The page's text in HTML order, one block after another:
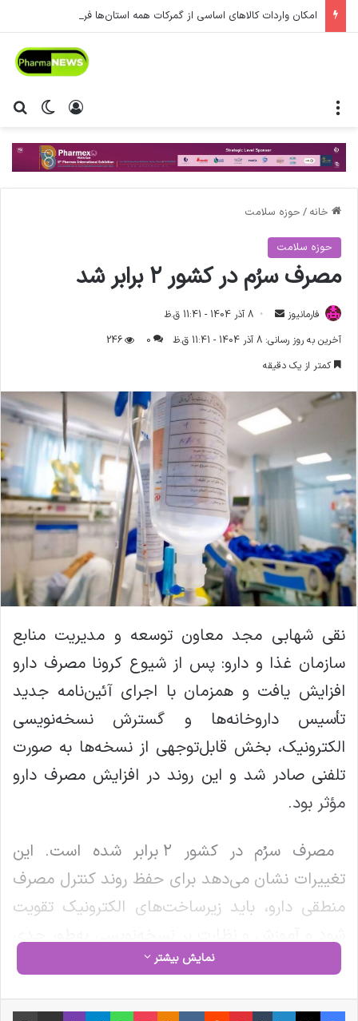
امکان واردات کالاهای اساسی از گمرکات همه استان‌ها فراهم شد.
تغییر ورود
خانه / حوزه سلامت
حوزه سلامت
مصرف سرُم در کشور ۲ برابر شد
فارمانیوز
ا
ل
ا
ی
ی
8 آذر 1404 - 11:41 ق.ظ
آخرین به روز رسانی: 8 آذر 1404 - 11:41 ق.ظ
0
246
کمتر از یک دقیقه
نقی شهابی مجد معاون توسعه و مدیریت منابع
سازمان غذا و دارو: پس از شیوع کرونا مصرف دارو
افزایش یافت و همزمان با اجرای آئین‌نامه جدید
تأسیس داروخانه‌ها و گسترش نسخه‌نویسی
الکترونیک، بخش قابل‌توجهی از نسخه‌ها به صورت
تلفنی صادر شد و این روند در افزایش مصرف دارو
مؤثر بود.
مصرف سرُم در کشور ۲ برابر شده است. این
تغییرات نشان می‌دهد برای حفظ روند کنترل مصرف
منطقی دارو، باید زیرساخت‌های الکترونیک تقویت
دنبال شود.
نمایش بیشتر
فیس بوک X لینکدین ‫تامبلر ‫پین‌ترست ‫رددیت ‫VKontakte
‫Odnoklassniki پاکت واتس آپ تلگرام وایبر اشتراک گذاری از طریق ایمیل